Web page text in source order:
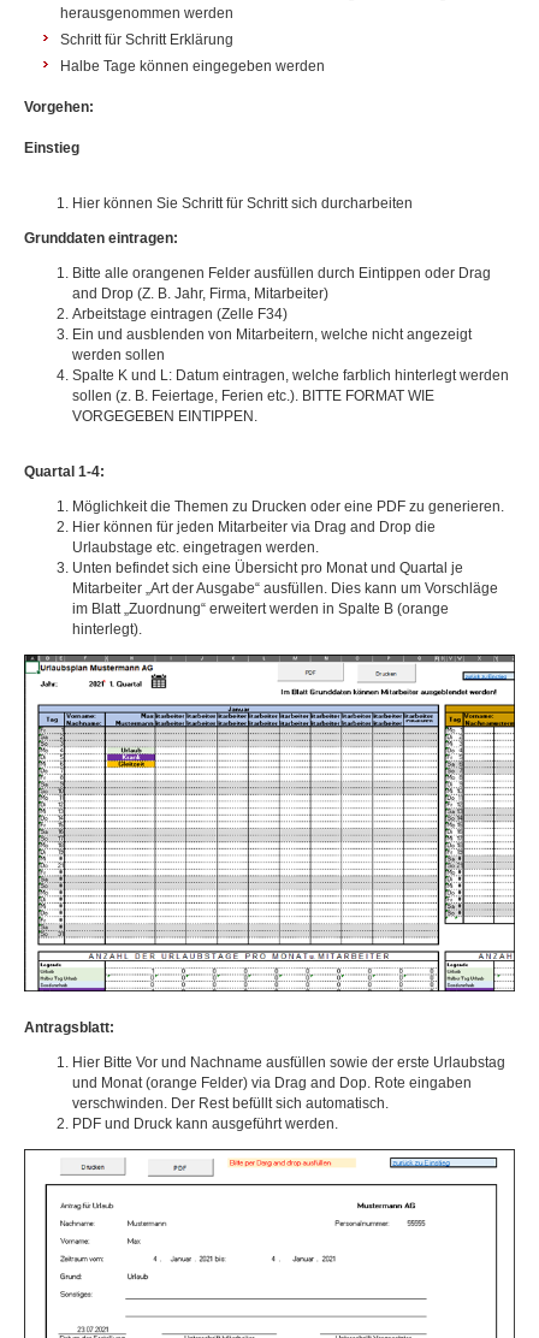
herausgenommen werden
Schritt für Schritt Erklärung
Halbe Tage können eingegeben werden
Vorgehen:
Einstieg
Hier können Sie Schritt für Schritt sich durcharbeiten
Grunddaten eintragen:
Bitte alle orangenen Felder ausfüllen durch Eintippen oder Drag
and Drop (Z. B. Jahr, Firma, Mitarbeiter)
Arbeitstage eintragen (Zelle F34)
Ein und ausblenden von Mitarbeitern, welche nicht angezeigt
werden sollen
Spalte K und L: Datum eintragen, welche farblich hinterlegt werden
sollen (z. B. Feiertage, Ferien etc.). BITTE FORMAT WIE
VORGEGEBEN EINTIPPEN.
Quartal 1-4:
Möglichkeit die Themen zu Drucken oder eine PDF zu generieren.
Hier können für jeden Mitarbeiter via Drag and Drop die
Urlaubstage etc. eingetragen werden.
Unten befindet sich eine Übersicht pro Monat und Quartal je
Mitarbeiter „Art der Ausgabe“ ausfüllen. Dies kann um Vorschläge
im Blatt „Zuordnung“ erweitert werden in Spalte B (orange
hinterlegt).
Antragsblatt:
Hier Bitte Vor und Nachname ausfüllen sowie der erste Urlaubstag
und Monat (orange Felder) via Drag and Dop. Rote eingaben
verschwinden. Der Rest befüllt sich automatisch.
PDF und Druck kann ausgeführt werden.